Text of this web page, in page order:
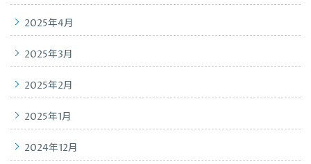
2025年4月
2025年3月
2025年2月
2025年1月
2024年12月